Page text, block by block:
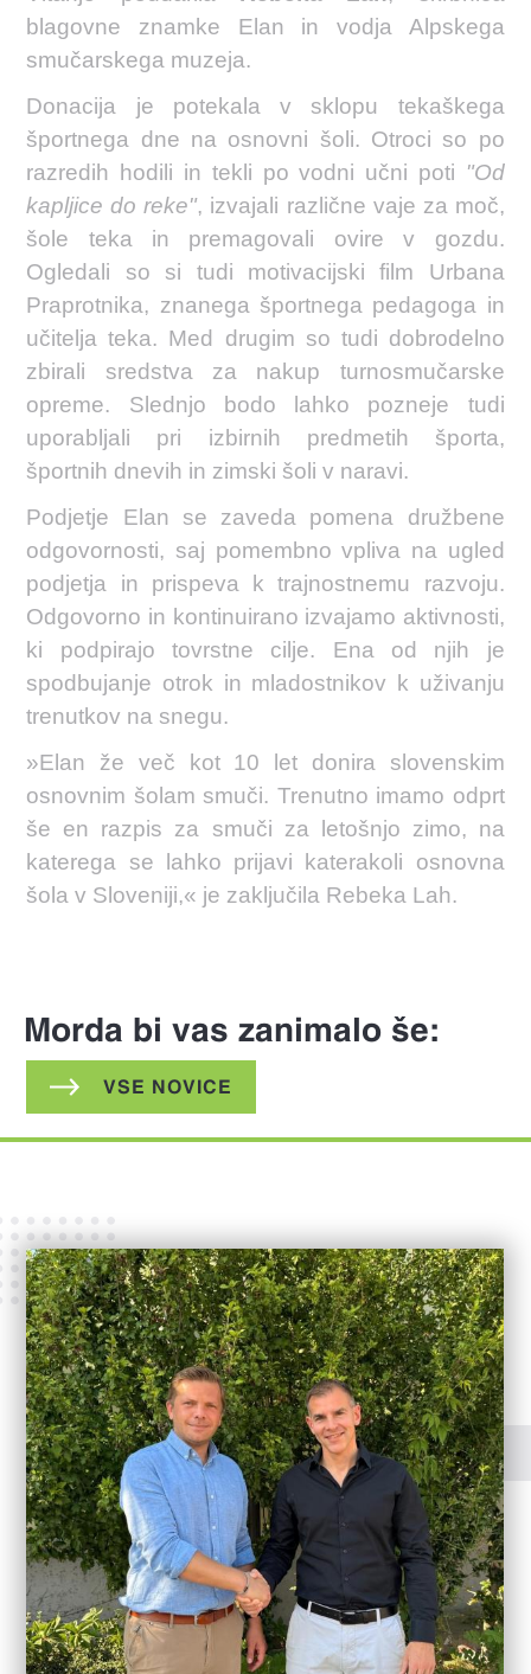
blagovne znamke Elan in vodja Alpskega
smučarskega muzeja.
Donacija je potekala v sklopu tekaškega
športnega dne na osnovni šoli. Otroci so po
razredih hodili in tekli po vodni učni poti "Od
kapljice do reke", izvajali različne vaje za moč,
šole teka in premagovali ovire v gozdu.
Ogledali so si tudi motivacijski film Urbana
Praprotnika, znanega športnega pedagoga in
učitelja teka. Med drugim so tudi dobrodelno
zbirali sredstva za nakup turnosmučarske
opreme. Slednjo bodo lahko pozneje tudi
uporabljali pri izbirnih predmetih športa,
športnih dnevih in zimski šoli v naravi.
Podjetje Elan se zaveda pomena družbene
odgovornosti, saj pomembno vpliva na ugled
podjetja in prispeva k trajnostnemu razvoju.
Odgovorno in kontinuirano izvajamo aktivnosti,
ki podpirajo tovrstne cilje. Ena od njih je
spodbujanje otrok in mladostnikov k uživanju
trenutkov na snegu.
»Elan že več kot 10 let donira slovenskim
osnovnim šolam smuči. Trenutno imamo odprt
še en razpis za smuči za letošnjo zimo, na
katerega se lahko prijavi katerakoli osnovna
šola v Sloveniji,« je zaključila Rebeka Lah.
Morda bi vas zanimalo še:
VSE NOVICE